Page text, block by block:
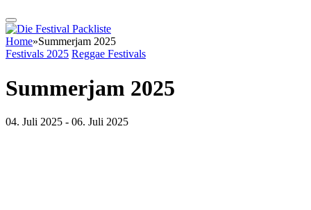
Home»Summerjam 2025
Festivals 2025 Reggae Festivals
Summerjam 2025
04. Juli 2025 - 06. Juli 2025